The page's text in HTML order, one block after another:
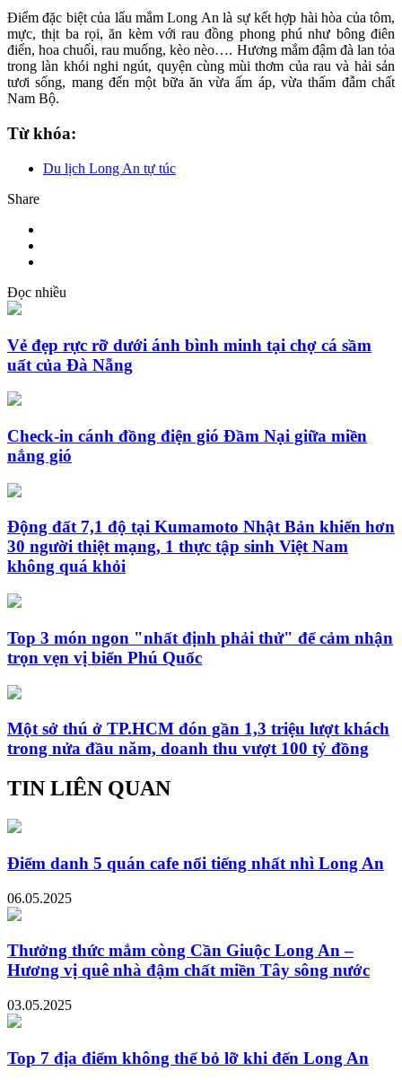
Điểm đặc biệt của lẩu mắm Long An là sự kết hợp hài hòa của tôm,
mực, thịt ba rọi, ăn kèm với rau đồng phong phú như bông điên
điển, hoa chuối, rau muống, kèo nèo…. Hương mắm đậm đà lan tỏa
trong làn khói nghi ngút, quyện cùng mùi thơm của rau và hải sản
tươi sống, mang đến một bữa ăn vừa ấm áp, vừa thấm đẫm chất
Nam Bộ.
Từ khóa:
Du lịch Long An tự túc
Share
Đọc nhiều
Vẻ đẹp rực rỡ dưới ánh bình minh tại chợ cá sầm
uất của Đà Nẵng
Check-in cánh đồng điện gió Đầm Nại giữa miền
nắng gió
Động đất 7,1 độ tại Kumamoto Nhật Bản khiến hơn
30 người thiệt mạng, 1 thực tập sinh Việt Nam
không quá khỏi
Top 3 món ngon "nhất định phải thử" để cảm nhận
trọn vẹn vị biển Phú Quốc
Một sở thú ở TP.HCM đón gần 1,3 triệu lượt khách
trong nửa đầu năm, doanh thu vượt 100 tỷ đồng
TIN LIÊN QUAN
Điểm danh 5 quán cafe nổi tiếng nhất nhì Long An
06.05.2025
Thưởng thức mắm còng Cần Giuộc Long An –
Hương vị quê nhà đậm chất miền Tây sông nước
03.05.2025
Top 7 địa điểm không thể bỏ lỡ khi đến Long An